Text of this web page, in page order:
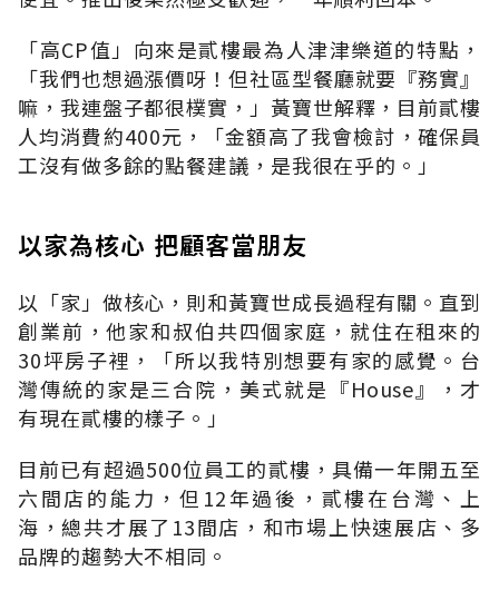
「高CP值」向來是貳樓最為人津津樂道的特點，
「我們也想過漲價呀！但社區型餐廳就要『務實』
嘛，我連盤子都很樸實，」黃寶世解釋，目前貳樓
人均消費約400元，「金額高了我會檢討，確保員
工沒有做多餘的點餐建議，是我很在乎的。」
以家為核心 把顧客當朋友
以「家」做核心，則和黃寶世成長過程有關。直到
創業前，他家和叔伯共四個家庭，就住在租來的
30坪房子裡，「所以我特別想要有家的感覺。台
灣傳統的家是三合院，美式就是『House』，才
有現在貳樓的樣子。」
目前已有超過500位員工的貳樓，具備一年開五至
六間店的能力，但12年過後，貳樓在台灣、上
海，總共才展了13間店，和市場上快速展店、多
品牌的趨勢大不相同。